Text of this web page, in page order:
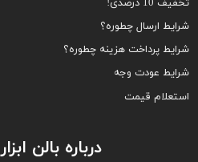
تخفیف 10 درصدی!
شرایط ارسال چطوره؟
شرایط پرداخت هزینه چطوره؟
شرایط عودت وجه
استعلام قیمت
درباره بالن ابزار